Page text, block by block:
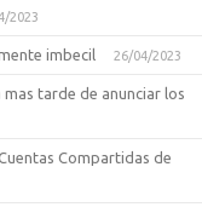
2023
imbecil 26/04/2023
tarde de anunciar los
Compartidas de